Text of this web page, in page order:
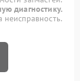
диагностику.